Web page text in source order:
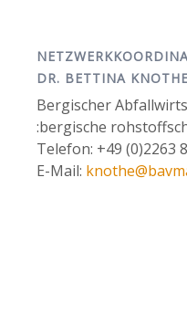
DR. BETTINA KNOTHE
Bergischer
:bergische
Telefon: +49 (0)2263
E-Mail: